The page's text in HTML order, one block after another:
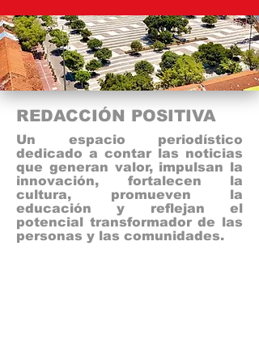
REDACCIÓN POSITIVA
Un espacio periodístico
dedicado a contar las noticias
que generan valor, impulsan la
innovación, fortalecen la
cultura, promueven la
educación y reflejan el
potencial transformador de las
personas y las comunidades.